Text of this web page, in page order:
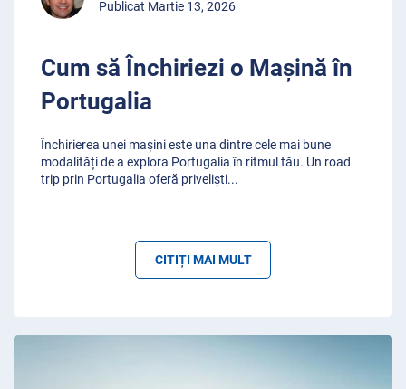
Publicat Martie 13, 2026
Cum să Închiriezi o Mașină în
Portugalia
Închirierea unei mașini este una dintre cele mai bune
modalități de a explora Portugalia în ritmul tău. Un road
trip prin Portugalia oferă priveliști...
CITIȚI MAI MULT